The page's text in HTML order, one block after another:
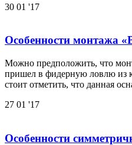
30 01 '17
Особенности монтажа
Можно предположить, что
пришел в фидерную ловлю из
стоит отметить, что данная
27 01 '17
Особенности